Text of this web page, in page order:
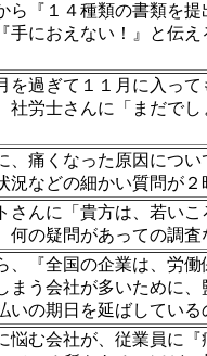
ら『１４種類の書類を
手におえない！』と伝
ぎて１１月に入って
社労士さんに「まだで
痛くなった原因につい
況などの細かい質問が
んに「貴方は、若いこ
何の疑問があっての調
全国の企業は、労働
まう会社が多いために
いの期日を延ばしている
む会社が、従業員に『